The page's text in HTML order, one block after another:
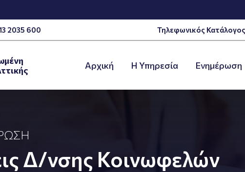
2035 600 Τηλεφωνικός
Aρχική Η Υπηρεσία Ενημέρωση
Δ/νσης Κοινωφελών